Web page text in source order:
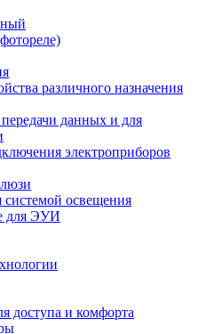
различного назначения
данных и для
электроприборов
системой освещения
для ЭУИ
доступа и комфорта